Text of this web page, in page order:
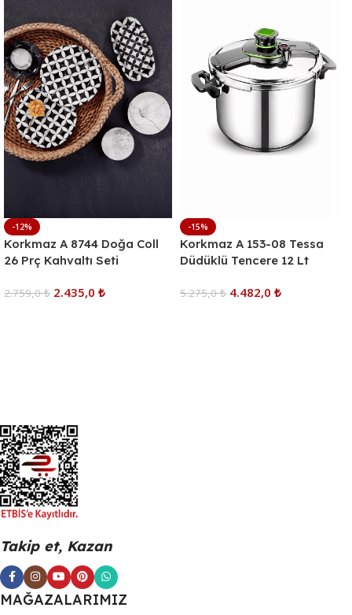
-12%
Korkmaz A 8744 Doğa Coll
26 Prç Kahvaltı Seti
2.759,0₺ 2.435,0 ₺
-15%
Korkmaz A 153-08 Tessa
Düdüklü Tencere 12 Lt
5.275,0₺ 4.482,0 ₺
Takip et, Kazan
MAĞAZALARIMIZ